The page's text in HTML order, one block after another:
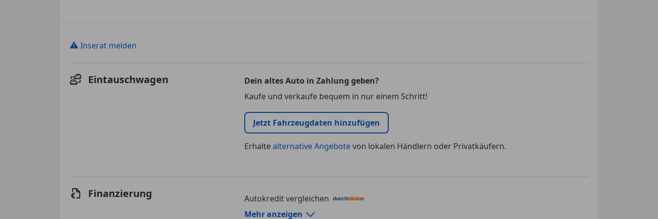
⚠ Inserat melden
Eintauschwagen
Dein altes Auto in Zahlung geben?
Kaufe und verkaufe bequem in nur einem Schritt!
Jetzt Fahrzeugdaten hinzufügen
Erhaltealternative Angebotevon lokalen Händlern oder Privatkäufern.
Finanzierung
Autokredit vergleichen
Autokredit-Rechner von durchblicker.at
Mehr anzeigen